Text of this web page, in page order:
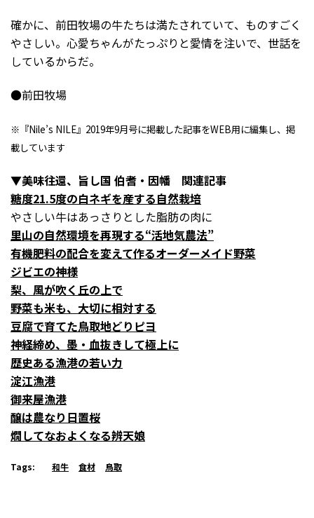
確かに、前田牧場の牛たちは満たされていて、ものすごく
やさしい。心愛ちゃんがたっぷりと愛情を注いで、世話を
しているからだ。
●前田牧場
※『Nile’s NILE』2019年9月号に掲載した記事をWEB用に編集し、掲
載しています
▼美味往還、旨し国 伯耆・因幡 関連記事
糖度21.5度の白ネギを産する自然栽培
やさしい牛はあっさりとした脂肪の肉に
里山の自然環境を再現する“活地気農法”
有機肥料の配合を変えて作るオーダーメイド野菜
ジビエの神様
梨、風が吹く丘の上で
野菜も米も、大切に相対する
豆腐で育てた鳥取地どりピヨ
神経締め、墨・血抜きして極上に
歴史ある漁港の若い力
淀江漁港
御来屋漁港
醸は農なり日置桜
燗してなおよくなる辨天娘
Tags: 和牛 食材 鳥取